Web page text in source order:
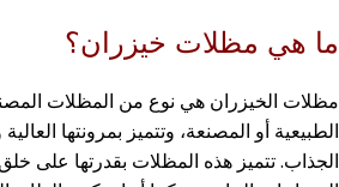
ما هي مظلات خيزران؟
مظلات الخيزران هي نوع من المظلات
الطبيعية أو المصنعة، وتتميز بمرونتها
الجذاب. تتميز هذه المظلات بقدرتها على